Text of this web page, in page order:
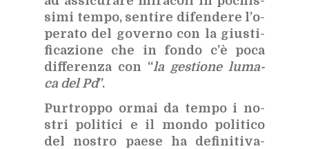
si­mi tem­po, sen­ti­re di­fen­de­re l’o­
pe­ra­to del go­ver­no con la giu­sti­
fi­ca­zio­ne che in fon­do c’è poca
dif­fe­ren­za con “la ge­stio­ne lu­ma­
ca del Pd”.
Pur­trop­po or­mai da tem­po i no­
stri po­li­ti­ci e il mon­do po­li­ti­co
del no­stro pae­se ha de­fi­ni­ti­va­